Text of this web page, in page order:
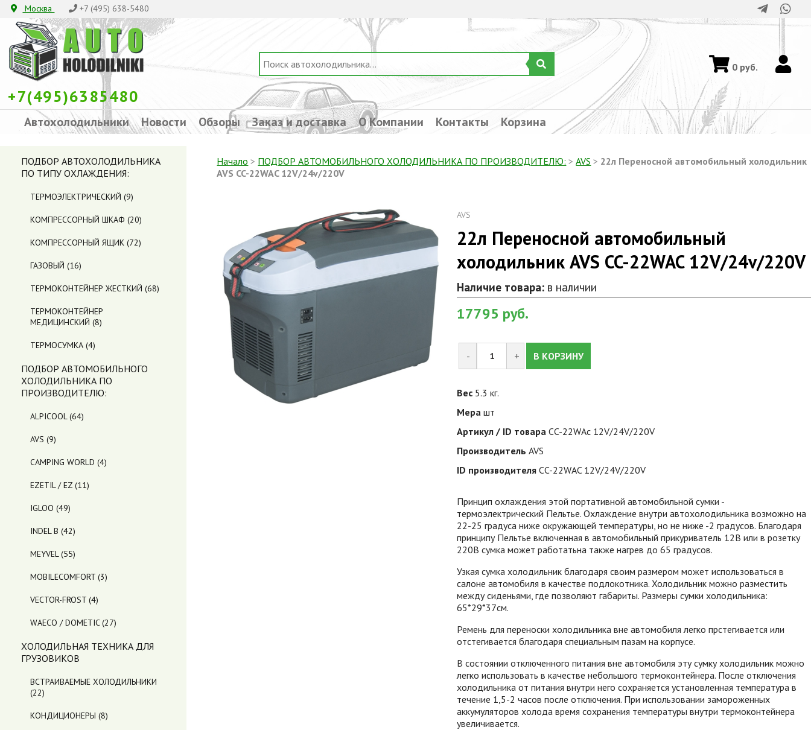
Москва +7 (495) 638-5480
+7(495)6385480
0руб.
Автохолодильники Новости Обзоры Заказ и доставка О Компании Контакты Корзина
ПОДБОР АВТОХОЛОДИЛЬНИКА
ПО ТИПУ ОХЛАЖДЕНИЯ:
ТЕРМОЭЛЕКТРИЧЕСКИЙ (9)
КОМПРЕССОРНЫЙ ШКАФ (20)
КОМПРЕССОРНЫЙ ЯЩИК (72)
ГАЗОВЫЙ (16)
ТЕРМОКОНТЕЙНЕР ЖЕСТКИЙ (68)
ТЕРМОКОНТЕЙНЕР
МЕДИЦИНСКИЙ (8)
ТЕРМОСУМКА (4)
ПОДБОР АВТОМОБИЛЬНОГО
ХОЛОДИЛЬНИКА ПO
ПРОИЗВОДИТЕЛЮ:
ALPICOOL(64)
AVS (9)
CAMPING WORLD (4)
EZETIL / EZ (11)
IGLOO (49)
INDEL B (42)
MEYVEL(55)
MOBILECOMFORT (3)
VECTOR-FROST (4)
WAECO / DOMETIC(27)
ХОЛОДИЛЬНАЯ ТЕХНИКА ДЛЯ
ГРУЗОВИКОВ
ВСТРАИВАЕМЫЕ ХОЛОДИЛЬНИКИ
(22)
КОНДИЦИОНЕРЫ (8)
Начало > ПОДБОР АВТОМОБИЛЬНОГО ХОЛОДИЛЬНИКА ПO ПРОИЗВОДИТЕЛЮ: >AVS > 22л Переносной автомобильный холодильник
AVS CC-22WAC 12V/24v/220V
AVS
22л Переносной автомобильный
холодильник AVS CC-22WAC 12V/24v/220V
Наличие товара: в наличии
17795 руб.
- + В КОРЗИНУ
Вес 5.3 кг.
Мера шт
Артикул / ID товара CC-22WAc 12V/24V/220V
Производитель AVS
ID производителя CC-22WAC 12V/24V/220V
Принцип охлаждения этой портативной автомобильной сумки -
термоэлектрический Пельтье. Охлаждение внутри автохолодильника возможно на
22-25 градуса ниже окружающей температуры, но не ниже -2 градусов. Благодаря
принципу Пельтье включенная в автомобильный прикуриватель 12В или в розетку
220В сумка может работатьна также нагрев до 65 градусов.
Узкая сумка холодильник благодаря своим размером может использоваться в
салоне автомобиля в качестве подлокотника. Холодильник можно разместить
между сиденьями, где позволяют габариты. Размеры сумки холодильника:
65*29*37см.
Ремень для переноски холодильника вне автомобиля легко прстегивается или
отстегивается благодаря специальным пазам на корпусе.
В состоянии отключенного питания вне автомобиля эту сумку холодильник можно
легко использовать в качестве небольшого термоконтейнера. После отключения
холодильника от питания внутри него сохраняется установленная температура в
течение 1,5-2 часов после отключения. При использовании замороженных
аккумуляторов холода время сохранения температуры внутри термоконтейнера
увеличивается.